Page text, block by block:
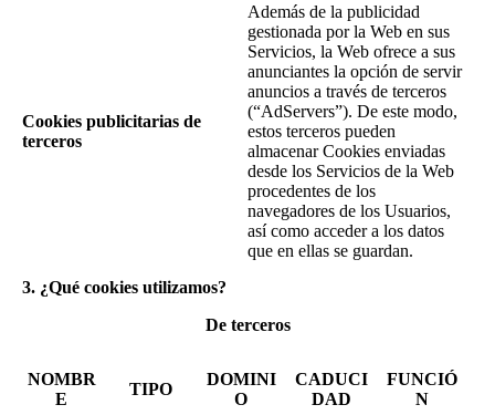
Cookies publicitarias de
terceros
Además de la publicidad
gestionada por la Web en sus
Servicios, la Web ofrece a sus
anunciantes la opción de servir
anuncios a través de terceros
(“AdServers”). De este modo,
estos terceros pueden
almacenar Cookies enviadas
desde los Servicios de la Web
procedentes de los
navegadores de los Usuarios,
así como acceder a los datos
que en ellas se guardan.
3. ¿Qué cookies utilizamos?
De terceros
NOMBR
E
TIPO
DOMINI
O
CADUCI
DAD
FUNCIÓ
N